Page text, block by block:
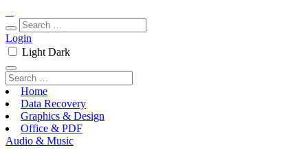
Login
Light Dark
Home
Data Recovery
Graphics & Design
Office & PDF
Audio & Music